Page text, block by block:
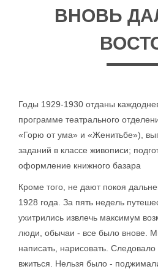
ВНОВЬ
Годы 1929-1930 отданы
программе театрального
«Горю от ума» и «Женитьбе»),
заданий в классе живописи;
оформление книжного базара
Кроме того, не дают покоя
1928 года. За пять недель
ухитрились извлечь максимум
люди, обычаи - все было внове.
написать, нарисовать. Следовало
вжиться. Нельзя было -